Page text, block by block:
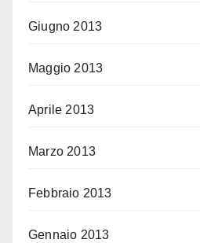
Giugno 2013
Maggio 2013
Aprile 2013
Marzo 2013
Febbraio 2013
Gennaio 2013